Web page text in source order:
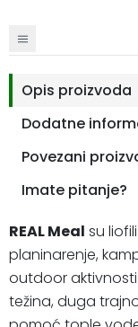
Opis proizvoda
Dodatne
Povezani
Imate pitanje?
REAL Meal su
planinarenje,
outdoor
težina, duga